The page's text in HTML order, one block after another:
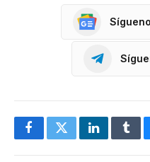
FacebookTwitterLinkedIn